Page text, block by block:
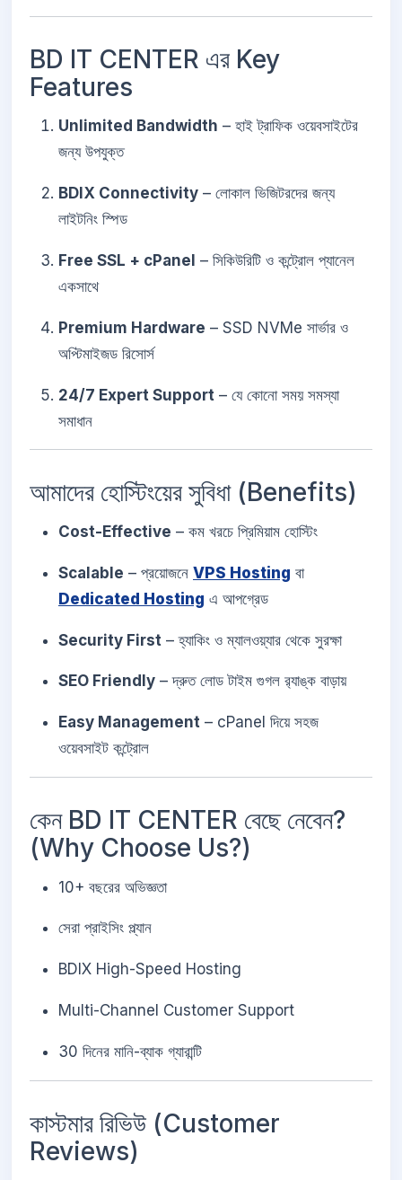
BD IT CENTER এর Key
Features
Unlimited Bandwidth – হাই ট্রাফিক ওয়েবসাইটের
জন্য উপযুক্ত
BDIX Connectivity – লোকাল ভিজিটরদের জন্য
লাইটনিং স্পিড
Free SSL + cPanel – সিকিউরিটি ও কন্ট্রোল প্যানেল
একসাথে
Premium Hardware – SSD NVMe সার্ভার ও
অপ্টিমাইজড রিসোর্স
24/7 Expert Support – যে কোনো সময় সমস্যা
সমাধান
আমাদের হোস্টিংয়ের সুবিধা (Benefits)
Cost-Effective – কম খরচে প্রিমিয়াম হোস্টিং
Scalable – প্রয়োজনে VPS Hosting বা
Dedicated Hosting এ আপগ্রেড
Security First – হ্যাকিং ও ম্যালওয়্যার থেকে সুরক্ষা
SEO Friendly – দ্রুত লোড টাইম গুগল র‍্যাঙ্ক বাড়ায়
Easy Management – cPanel দিয়ে সহজ
ওয়েবসাইট কন্ট্রোল
কেন BD IT CENTER বেছে নেবেন?
(Why Choose Us?)
10+ বছরের অভিজ্ঞতা
সেরা প্রাইসিং প্ল্যান
BDIX High-Speed Hosting
Multi-Channel Customer Support
30 দিনের মানি-ব্যাক গ্যারান্টি
কাস্টমার রিভিউ (Customer
Reviews)